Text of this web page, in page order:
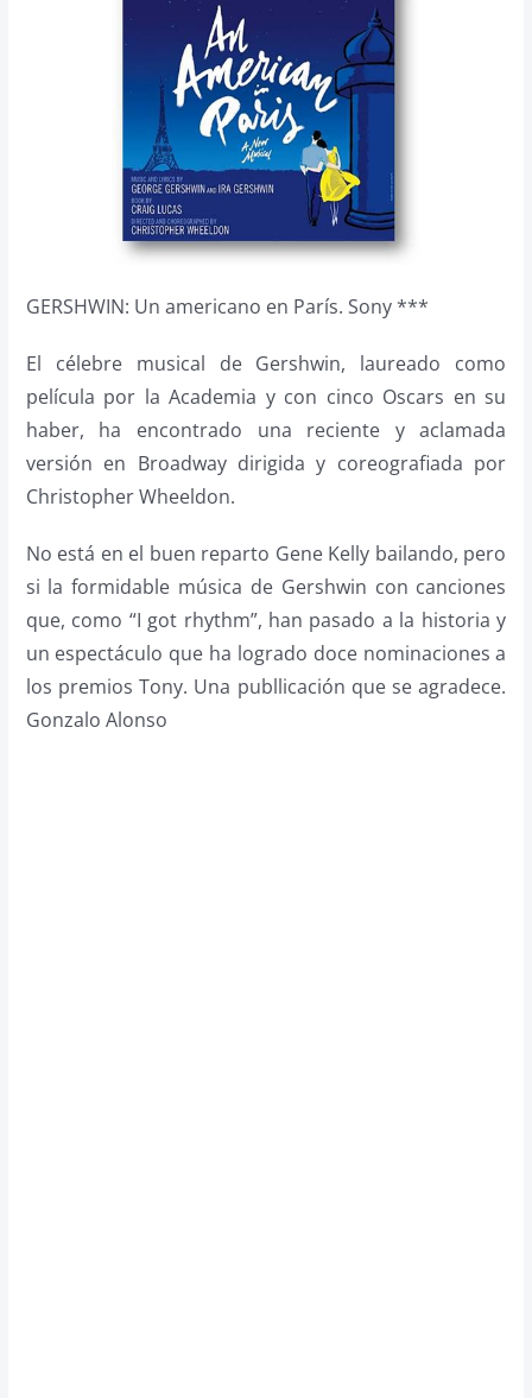
GERSHWIN: Un americano en París. Sony ***
El célebre musical de Gershwin, laureado como
película por la Academia y con cinco Oscars en su
haber, ha encontrado una reciente y aclamada
versión en Broadway dirigida y coreografiada por
Christopher Wheeldon.
No está en el buen reparto Gene Kelly bailando, pero
si la formidable música de Gershwin con canciones
que, como “I got rhythm”, han pasado a la historia y
un espectáculo que ha logrado doce nominaciones a
los premios Tony. Una publlicación que se agradece.
Gonzalo Alonso